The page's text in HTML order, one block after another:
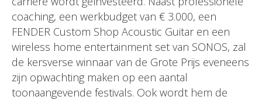
coaching, een werkbudget van € 3.000, een
FENDER Custom Shop Acoustic Guitar en een
wireless home entertainment set van SONOS, zal
de kersverse winnaar van de Grote Prijs eveneens
zijn opwachting maken op een aantal
toonaangevende festivals. Ook wordt hem de